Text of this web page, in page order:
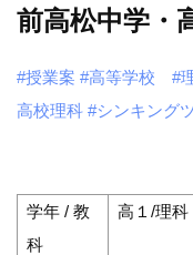
前高松中学
#授業案 #高等学校 #
高校理科 #シンキング
学年 / 教
科
高１/理科